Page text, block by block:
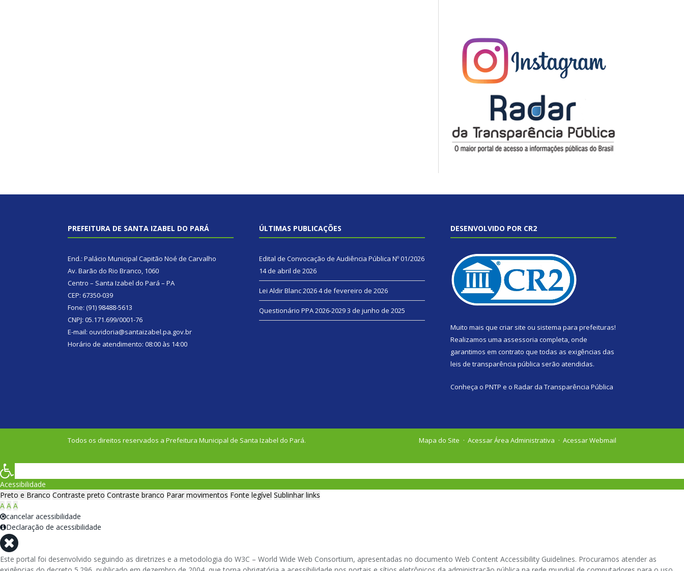
PREFEITURA DE SANTA IZABEL DO PARÁ
End.: Palácio Municipal Capitão Noé de Carvalho
Av. Barão do Rio Branco, 1060
Centro – Santa Izabel do Pará – PA
CEP: 67350-039
Fone: (91) 98488-5613
CNPJ: 05.171.699/0001-76
E-mail: ouvidoria@santaizabel.pa.gov.br
Horário de atendimento: 08:00 às 14:00
ÚLTIMAS PUBLICAÇÕES
Edital de Convocação de Audiência Pública Nº 01/2026
14 de abril de 2026
Lei Aldir Blanc 20264 de fevereiro de 2026
Questionário PPA 2026-20293 de junho de 2025
DESENVOLVIDO POR CR2
Muito mais que criar site ou sistema para prefeituras!
Realizamos uma assessoria completa, onde
garantimos em contrato que todas as exigências das
leis de transparência pública serão atendidas.
Conheça o PNTP e o Radar da Transparência Pública
Todos os direitos reservados a Prefeitura Municipal de Santa Izabel do Pará. Mapa do Site Acessar Área Administrativa Acessar Webmail
Acessibilidade
Preto e Branco Contraste preto Contraste branco Parar movimentos Fonte legível Sublinhar links
A A A
cancelar acessibilidade
Declaração de acessibilidade
Este portal foi desenvolvido seguindo as diretrizes e a metodologia do W3C – World Wide Web Consortium, apresentadas no documento Web Content Accessibility Guidelines. Procuramos atender as